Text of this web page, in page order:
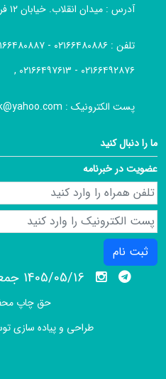
آدرس : میدان انقلاب. خیابان ۱۲ فروردین. پلاک ۳۱۶
تلفن :
۰۲۱۶۶۴۹۲۸۷۶ - ۰۲۱۶۶۴۹۷۶۱۳ ,
پست الکترونیک :
ما را دنبال کنید
عضویت در خبرنامه
ثبت نام
1405/05/16 جمعه
حق چاپ
طراحی و پیاده سازی